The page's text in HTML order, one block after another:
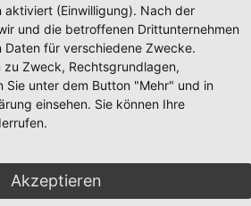
Themen
Beiträge anzeigen
aktiviert (Einwilligung). Nach der
und die betroffenen Drittunternehmen
Daten für verschiedene Zwecke.
Zweck, Rechtsgrundlagen,
Sie unter dem Button "Mehr" und in
einsehen. Sie können Ihre
Akzeptieren